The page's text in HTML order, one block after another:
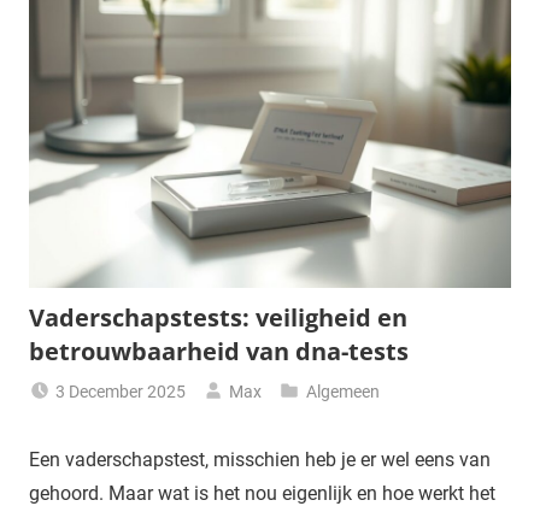
Vaderschapstests: veiligheid en
betrouwbaarheid van dna-tests
3 December 2025 Max Algemeen
Een vaderschapstest, misschien heb je er wel eens van
gehoord. Maar wat is het nou eigenlijk en hoe werkt het